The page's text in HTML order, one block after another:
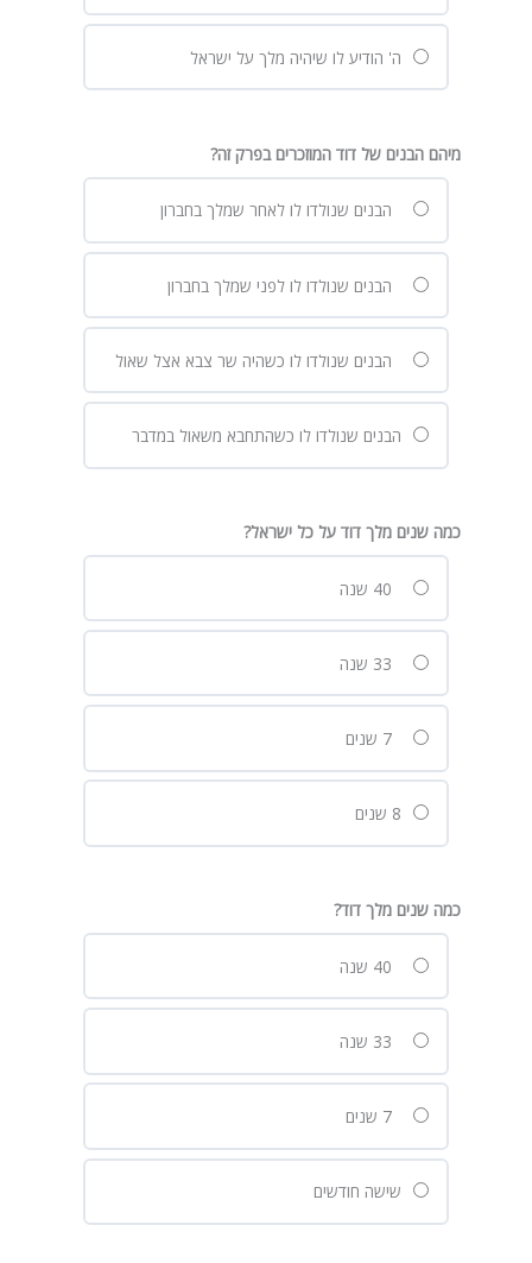
ה' הודיע לו שיהיה מלך על ישראל
מיהם הבנים של דוד המוזכרים בפרק זה?
הבנים שנולדו לו לאחר שמלך בחברון
הבנים שנולדו לו לפני שמלך בחברון
הבנים שנולדו לו כשהיה שר צבא אצל שאול
הבנים שנולדו לו כשהתחבא משאול במדבר
כמה שנים מלך דוד על כל ישראל?
7 שנים
כמה שנים מלך דוד?
7 שנים
שישה חודשים